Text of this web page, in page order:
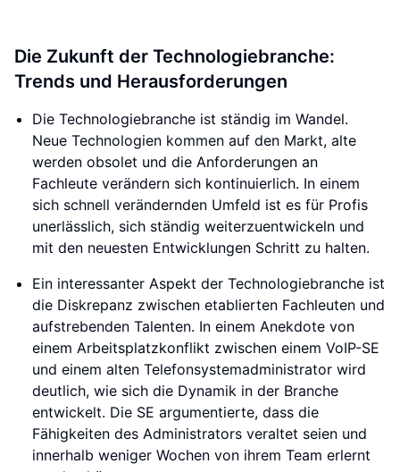
Die Zukunft der Technologiebranche:
Trends und Herausforderungen
Die Technologiebranche ist ständig im Wandel.
Neue Technologien kommen auf den Markt, alte
werden obsolet und die Anforderungen an
Fachleute verändern sich kontinuierlich. In einem
sich schnell verändernden Umfeld ist es für Profis
unerlässlich, sich ständig weiterzuentwickeln und
mit den neuesten Entwicklungen Schritt zu halten.
Ein interessanter Aspekt der Technologiebranche ist
die Diskrepanz zwischen etablierten Fachleuten und
aufstrebenden Talenten. In einem Anekdote von
einem Arbeitsplatzkonflikt zwischen einem VoIP-SE
und einem alten Telefonsystemadministrator wird
deutlich, wie sich die Dynamik in der Branche
entwickelt. Die SE argumentierte, dass die
Fähigkeiten des Administrators veraltet seien und
innerhalb weniger Wochen von ihrem Team erlernt